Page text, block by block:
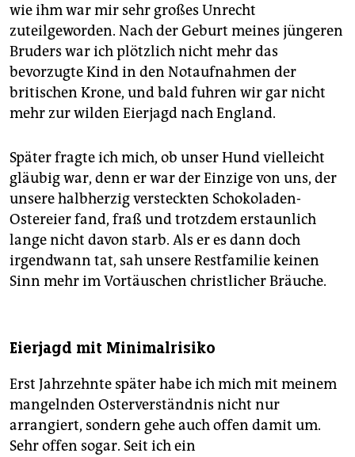
wie ihm war mir sehr großes Unrecht
zuteilgeworden. Nach der Geburt meines jüngeren
Bruders war ich plötzlich nicht mehr das
bevorzugte Kind in den Notaufnahmen der
britischen Krone, und bald fuhren wir gar nicht
mehr zur wilden Eierjagd nach England.
Später fragte ich mich, ob unser Hund vielleicht
gläubig war, denn er war der Einzige von uns, der
unsere halbherzig versteckten Schokoladen-
Ostereier fand, fraß und trotzdem erstaunlich
lange nicht davon starb. Als er es dann doch
irgendwann tat, sah unsere Restfamilie keinen
Sinn mehr im Vortäuschen christlicher Bräuche.
Eierjagd mit Minimalrisiko
Erst Jahrzehnte später habe ich mich mit meinem
mangelnden Osterverständnis nicht nur
arrangiert, sondern gehe auch offen damit um.
Sehr offen sogar. Seit ich ein